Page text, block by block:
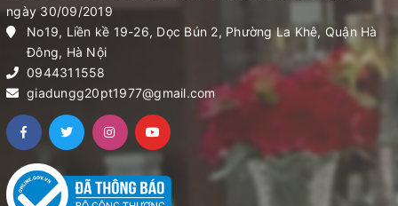
ngày 30/09/2019
No19, Liền kề 19-26, Dọc Bún 2, Phường La Khê, Quận Hà
Đông, Hà Nội
0944311558
giadungg20pt1977@gmail.com